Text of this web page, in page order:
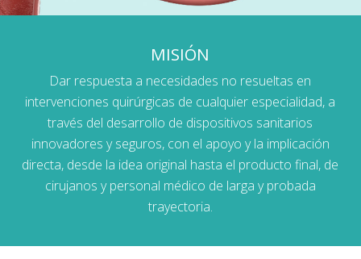
MISIÓN
Dar respuesta a necesidades no resueltas en
intervenciones quirúrgicas de cualquier especialidad, a
través del desarrollo de dispositivos sanitarios
innovadores y seguros, con el apoyo y la implicación
directa, desde la idea original hasta el producto final, de
cirujanos y personal médico de larga y probada
trayectoria.